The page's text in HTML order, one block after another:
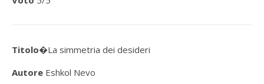
Titolo�La simmetria dei desideri
Autore Eshkol Nevo